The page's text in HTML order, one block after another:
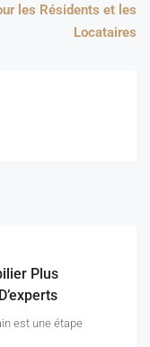
les Résidents et les
Locataires
Plus
est une étape